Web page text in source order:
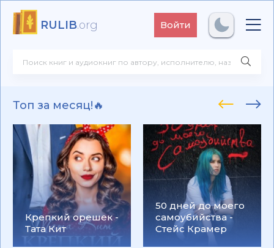
RULIB.org Войти
Топ за месяц!🔥
Крепкий орешек -
Тата Кит
50 дней до моего
самоубийства -
Стейс Крамер